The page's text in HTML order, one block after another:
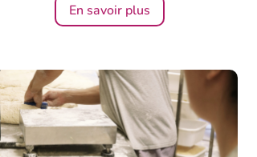
En savoir plus